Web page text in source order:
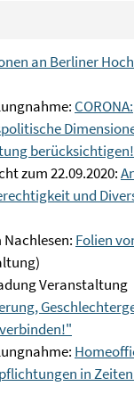
an Berliner
CORONA:
berücksichtigen!
zum 22.09.2020:
und
Nachlesen: Folien
Veranstaltung
in Zeiten